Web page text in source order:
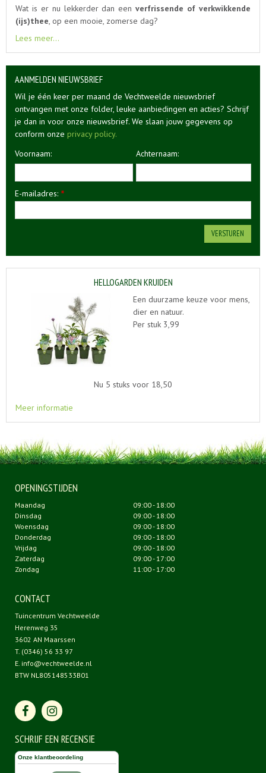
Wat is er nu lekkerder dan eenverfrissende of verkwikkende
(ijs)thee, op een mooie, zomerse dag?
Lees meer...
AANMELDEN NIEUWSBRIEF
Wil je één keer per maand de Vechtweelde nieuwsbrief
ontvangen met onze folder, leuke aanbiedingen en acties? Schrijf
je dan in voor onze nieuwsbrief. We slaan jouw gegevens op
conform onze privacy policy.
Voornaam:
Achternaam:
E-mailadres: *
HELLOGARDEN KRUIDEN
Een duurzame keuze voor mens,
dier en natuur.
Per stuk 3,99
Nu 5 stuks voor 18,50
Meer informatie
OPENINGSTIJDEN
Maandag
09:00 - 18:00
Dinsdag
09:00 - 18:00
Woensdag
09:00 - 18:00
Donderdag
09:00 - 18:00
Vrijdag
09:00 - 18:00
Zaterdag
09:00 - 17:00
Zondag
11:00 - 17:00
CONTACT
Tuincentrum Vechtweelde
Herenweg 35
3602 AN Maarssen
T. (0346) 56 33 97
E. info@vechtweelde.nl
BTW NL805148533B01
SCHRIJF EEN RECENSIE